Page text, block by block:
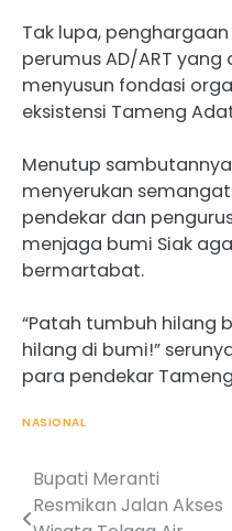
Tak lupa,
perumus AD/ART
menyusun fondasi
eksistensi Tameng
Menutup
menyerukan
pendekar dan
menjaga bumi Siak
bermartabat.
“Patah tumbuh hilang
hilang di bumi!”
para pendekar
NASIONAL
Post
navigation
Bupati Meranti
Resmikan Jalan Akses